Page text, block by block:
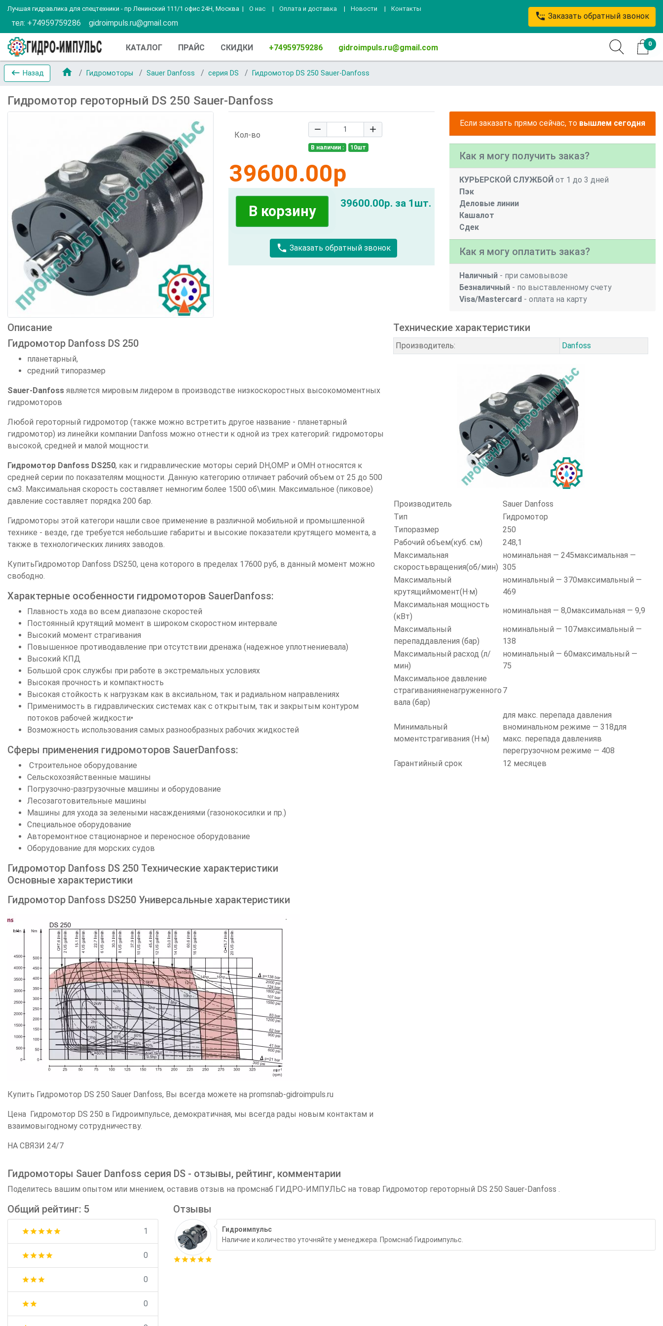
Лучшая гидравлика для спецтехники - пр Ленинский 111/1 офис 24Н, Москва | О нас | Оплата и доставка | Новости | Контакты
тел: +74959759286 gidroimpuls.ru@gmail.com
settings_phone Заказать обратный звонок
КАТАЛОГ ПРАЙС СКИДКИ +74959759286 gidroimpuls.ru@gmail.com 0
keyboard_backspace Назад home Гидромоторы Sauer Danfoss серия DS Гидромотор DS 250 Sauer-Danfoss
Гидромотор героторный DS 250 Sauer-Danfoss
Кол-во
remove add
В наличии : 10шт
39600.00р
В корзину 39600.00р. за 1шт.
call Заказать обратный звонок
Если заказать прямо сейчас, то вышлем сегодня
Как я могу получить заказ?
КУРЬЕРСКОЙ СЛУЖБОЙ от 1 до 3 дней
Пэк
Деловые линии
Кашалот
Сдек
Как я могу оплатить заказ?
Наличный - при самовывозе
Безналичный - по выставленному счету
Visa/Mastercard - оплата на карту
Описание
Гидромотор Danfoss DS 250
планетарный,
средний типоразмер
Sauer-Danfoss является мировым лидером в производстве низкоскоростных высокомоментных
гидромоторов
Любой героторный гидромотор (также можно встретить другое название - планетарный
гидромотор) из линейки компании Danfoss можно отнести к одной из трех категорий: гидромоторы
высокой, средней и малой мощности.
Гидромотор Danfoss DS250, как и гидравлические моторы серий DH,OMP и OMH относятся к
средней серии по показателям мощности. Данную категорию отличает рабочий объем от 25 до 500
см3. Максимальная скорость составляет немногим более 1500 об\мин. Максимальное (пиковое)
давление составляет порядка 200 бар.
Гидромоторы этой категори нашли свое применение в различной мобильной и промышленной
технике - везде, где требуется небольшие габариты и высокие показатели крутящего момента, а
также в технологических линиях заводов.
КупитьГидромотор Danfoss DS250, цена которого в пределах 17600 руб, в данный момент можно
свободно.
Характерные особенности гидромоторов SauerDanfoss:
Плавность хода во всем диапазоне скоростей
Постоянный крутящий момент в широком скоростном интервале
Высокий момент страгивания
Повышенное противодавление при отсутствии дренажа (надежное уплотнениевала)
Высокий КПД
Большой срок службы при работе в экстремальных условиях
Высокая прочность и компактность
Высокая стойкость к нагрузкам как в аксиальном, так и радиальном направлениях
Применимость в гидравлических системах как с открытым, так и закрытым контуром
потоков рабочей жидкости•
Возможность использования самых разнообразных рабочих жидкостей
Сферы применения гидромоторов SauerDanfoss:
Строительное оборудование
Сельскохозяйственные машины
Погрузочно-разгрузочные машины и оборудование
Лесозаготовительные машины
Машины для ухода за зелеными насаждениями (газонокосилки и пр.)
Специальное оборудование
Авторемонтное стационарное и переносное оборудование
Оборудование для морских судов
Гидромотор Danfoss DS 250 Технические характеристики
Основные характеристики
Гидромотор Danfoss DS250 Универсальные характеристики
Купить Гидромотор DS 250 Sauer Danfoss, Вы всегда можете на promsnab-gidroimpuls.ru
Цена Гидромотор DS 250 в Гидроимпульсе, демократичная, мы всегда рады новым контактам и
взаимовыгодному сотрудничеству.
НА СВЯЗИ 24/7
Технические характеристики
Производитель: Danfoss
Производитель
Sauer Danfoss
Тип
Гидромотор
Типоразмер
250
Рабочий объем(куб. см)
248,1
Максимальная
скоростьвращения(об/мин)
номинальная — 245максимальная —
305
Максимальный
крутящиймомент(Н·м)
номинальный — 370максимальный —
469
Максимальная мощность
(кВт)
номинальная — 8,0максимальная — 9,9
Максимальный
перепаддавления (бар)
номинальный — 107максимальный —
138
Максимальный расход (л/
мин)
номинальный — 60максимальный —
75
Максимальное давление
страгиванияненагруженного
вала (бар)
7
Минимальный
моментстрагивания (Н·м)
для макс. перепада давления
вноминальном режиме — 318для
макс. перепада давленияв
перегрузочном режиме — 408
Гарантийный срок
12 месяцев
Гидромоторы Sauer Danfoss серия DS - отзывы, рейтинг, комментарии
Поделитесь вашим опытом или мнением, оставив отзыв на промснаб ГИДРО-ИМПУЛЬС на товар Гидромотор героторный DS 250 Sauer-Danfoss .
Общий рейтинг: 5
starstarstarstarstar 1
starstarstarstar 0
starstarstar 0
starstar 0
Отзывы
starstarstarstarstar
Гидроимпульс
Наличие и количество уточняйте у менеджера. Промснаб Гидроимпульс.